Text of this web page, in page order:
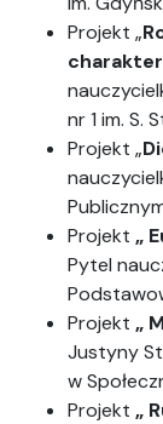
Projekt „
nr 1 im. S.
Projekt „
Projekt „
Pytel
Projekt „
Justyny
w
Projekt „